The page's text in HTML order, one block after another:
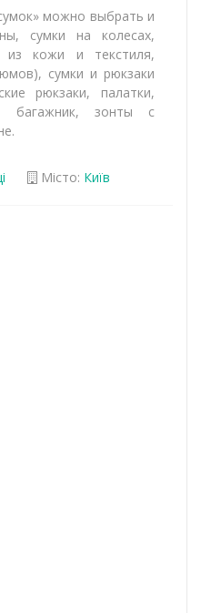
можно выбрать и
сумки на колесах,
из кожи и текстиля,
сумки и рюкзаки
рюкзаки, палатки,
багажник, зонты с
Місто: Київ